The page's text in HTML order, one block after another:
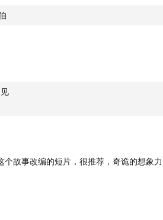
个故事改编的短片，很推荐，奇诡的想象